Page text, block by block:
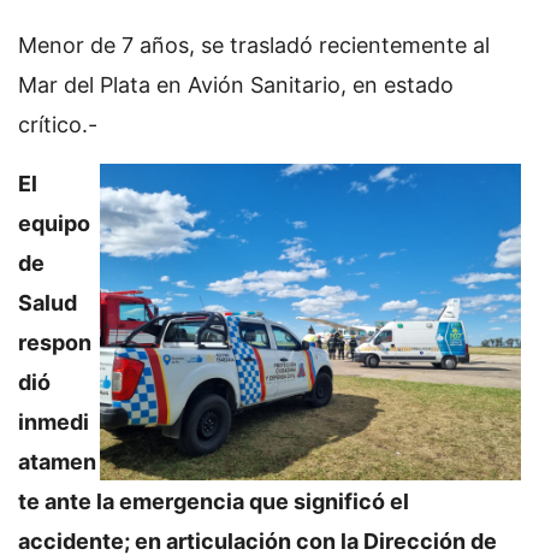
Menor de 7 años, se trasladó recientemente al
Mar del Plata en Avión Sanitario, en estado
crítico.-
El
equipo
de
Salud
respon
dió
inmedi
atamen
te ante la emergencia que significó el
accidente; en articulación con la Dirección de